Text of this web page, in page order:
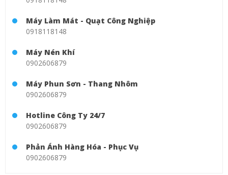
Máy Làm Mát - Quạt Công Nghiệp
0918118148
Máy Nén Khí
0902606879
Máy Phun Sơn - Thang Nhôm
0902606879
Hotline Công Ty 24/7
0902606879
Phản Ánh Hàng Hóa - Phục Vụ
0902606879